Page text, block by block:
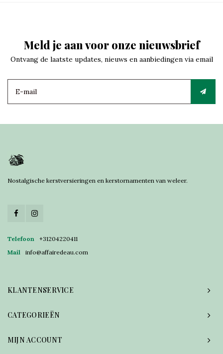
Meld je aan voor onze nieuwsbrief
Ontvang de laatste updates, nieuws en aanbiedingen via email
Nostalgische kerstversieringen en kerstornamenten van weleer.
Telefoon
+31204220411
Mail
info@affairedeau.com
KLANTENSERVICE
CATEGORIEËN
MIJN ACCOUNT